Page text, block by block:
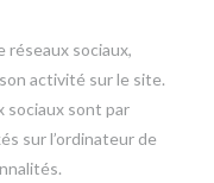
réseaux sociaux,
activité sur le site.
sociaux sont par
sur l’ordinateur de